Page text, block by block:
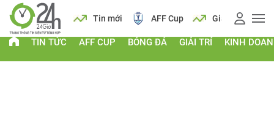
Lịch Tin mới AFF Cup Giá vàng
TIN TỨC AFF CUP BÓNG ĐÁ GIẢI TRÍ KINH